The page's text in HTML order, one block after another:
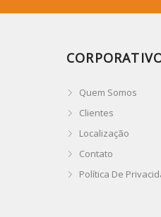
Quem Somos
Clientes
Localização
Contato
Política De